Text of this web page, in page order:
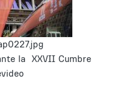
la XXVII Cumbre